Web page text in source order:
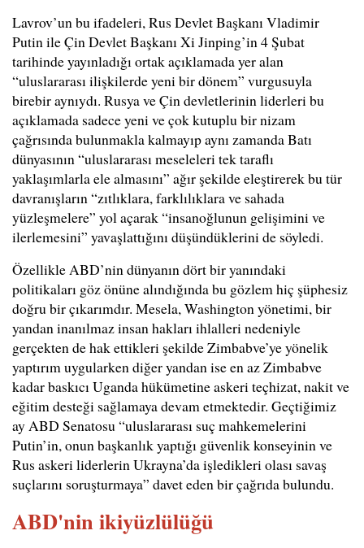
Lavrov’un bu ifadeleri, Rus Devlet Başkanı Vladimir
Putin ile Çin Devlet Başkanı Xi Jinping’in 4 Şubat
tarihinde yayınladığı ortak açıklamada yer alan
“uluslararası ilişkilerde yeni bir dönem” vurgusuyla
birebir aynıydı. Rusya ve Çin devletlerinin liderleri bu
açıklamada sadece yeni ve çok kutuplu bir nizam
çağrısında bulunmakla kalmayıp aynı zamanda Batı
dünyasının “uluslararası meseleleri tek taraflı
yaklaşımlarla ele almasını” ağır şekilde eleştirerek bu tür
davranışların “zıtlıklara, farklılıklara ve sahada
yüzleşmelere” yol açarak “insanoğlunun gelişimini ve
ilerlemesini” yavaşlattığını düşündüklerini de söyledi.
Özellikle ABD’nin dünyanın dört bir yanındaki
politikaları göz önüne alındığında bu gözlem hiç şüphesiz
doğru bir çıkarımdır. Mesela, Washington yönetimi, bir
yandan inanılmaz insan hakları ihlalleri nedeniyle
gerçekten de hak ettikleri şekilde Zimbabve’ye yönelik
yaptırım uygularken diğer yandan ise en az Zimbabve
kadar baskıcı Uganda hükümetine askeri teçhizat, nakit ve
eğitim desteği sağlamaya devam etmektedir. Geçtiğimiz
ay ABD Senatosu “uluslararası suç mahkemelerini
Putin’in, onun başkanlık yaptığı güvenlik konseyinin ve
Rus askeri liderlerin Ukrayna’da işledikleri olası savaş
suçlarını soruşturmaya” davet eden bir çağrıda bulundu.
ABD'nin ikiyüzlülüğü